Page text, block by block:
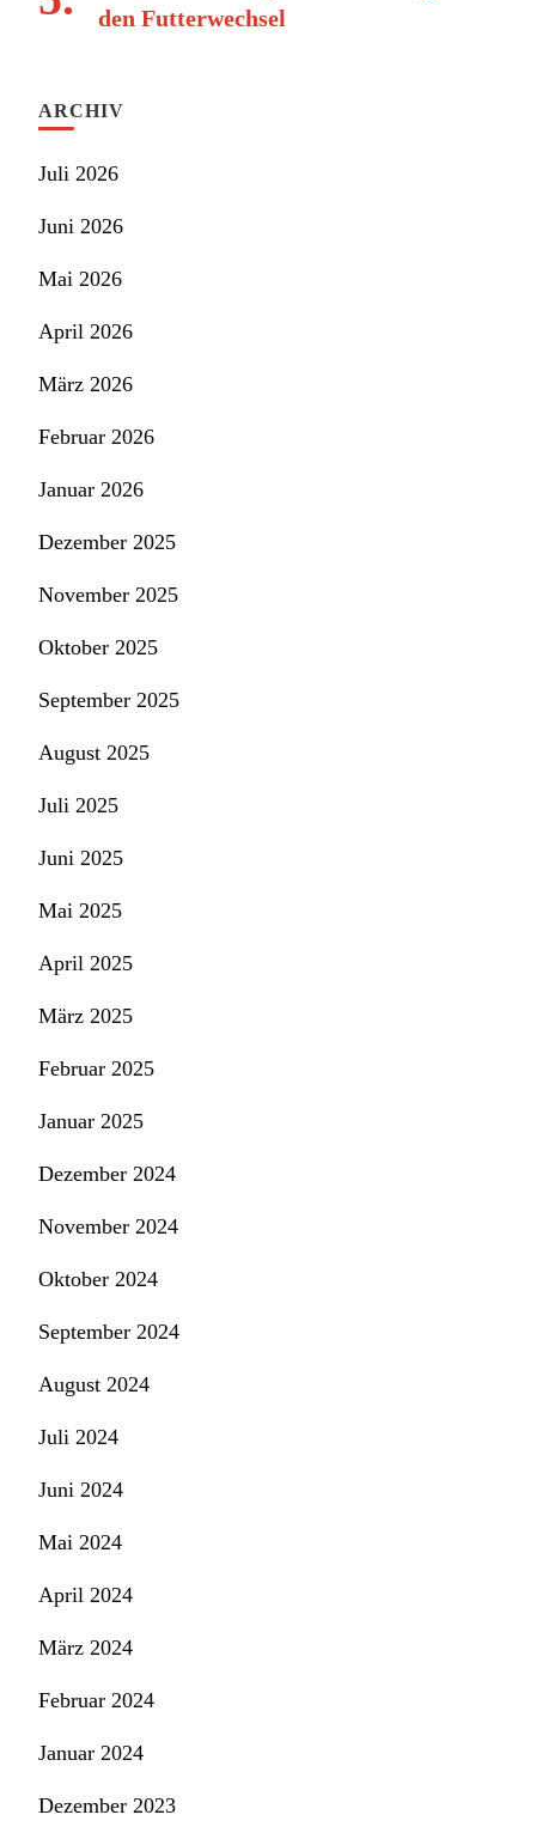
den Futterwechsel
ARCHIV
Juli 2026
Juni 2026
Mai 2026
April 2026
März 2026
Februar 2026
Januar 2026
Dezember 2025
November 2025
Oktober 2025
September 2025
August 2025
Juli 2025
Juni 2025
Mai 2025
April 2025
März 2025
Februar 2025
Januar 2025
Dezember 2024
November 2024
Oktober 2024
September 2024
August 2024
Juli 2024
Juni 2024
Mai 2024
April 2024
März 2024
Februar 2024
Januar 2024
Dezember 2023